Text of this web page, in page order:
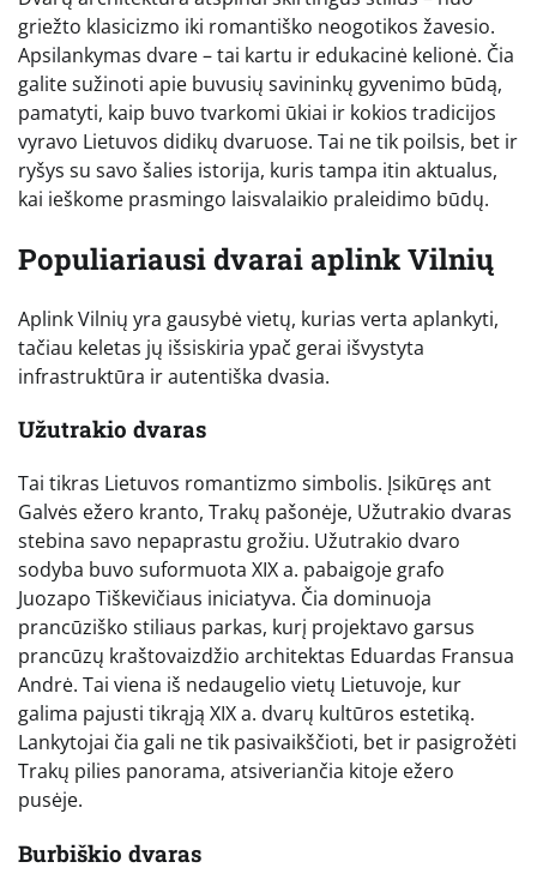
griežto klasicizmo iki romantiško neogotikos žavesio.
Apsilankymas dvare – tai kartu ir edukacinė kelionė. Čia
galite sužinoti apie buvusių savininkų gyvenimo būdą,
pamatyti, kaip buvo tvarkomi ūkiai ir kokios tradicijos
vyravo Lietuvos didikų dvaruose. Tai ne tik poilsis, bet ir
ryšys su savo šalies istorija, kuris tampa itin aktualus,
kai ieškome prasmingo laisvalaikio praleidimo būdų.
Populiariausi dvarai aplink Vilnių
Aplink Vilnių yra gausybė vietų, kurias verta aplankyti,
tačiau keletas jų išsiskiria ypač gerai išvystyta
infrastruktūra ir autentiška dvasia.
Užutrakio dvaras
Tai tikras Lietuvos romantizmo simbolis. Įsikūręs ant
Galvės ežero kranto, Trakų pašonėje, Užutrakio dvaras
stebina savo nepaprastu grožiu. Užutrakio dvaro
sodyba buvo suformuota XIX a. pabaigoje grafo
Juozapo Tiškevičiaus iniciatyva. Čia dominuoja
prancūziško stiliaus parkas, kurį projektavo garsus
prancūzų kraštovaizdžio architektas Eduardas Fransua
Andrė. Tai viena iš nedaugelio vietų Lietuvoje, kur
galima pajusti tikrąją XIX a. dvarų kultūros estetiką.
Lankytojai čia gali ne tik pasivaikščioti, bet ir pasigrožėti
Trakų pilies panorama, atsiveriančia kitoje ežero
pusėje.
Burbiškio dvaras